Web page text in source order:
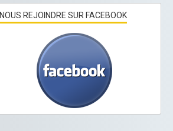
NOUS REJOINDRE SUR FACEBOOK